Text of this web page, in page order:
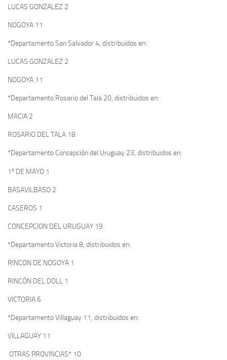
LUCAS GONZALEZ 2
NOGOYA 11
*Departamento San Salvador 4, distribuidos en:
LUCAS GONZALEZ 2
NOGOYA 11
*Departamento Rosario del Tala 20, distribuidos en:
MACIA 2
ROSARIO DEL TALA 18
*Departamento Concepción del Uruguay 23, distribuidos en:
1º DE MAYO 1
BASAVILBASO 2
CASEROS 1
CONCEPCION DEL URUGUAY 19
*Departamento Victoria 8, distribuidos en:
RINCON DE NOGOYA 1
RINCÓN DEL DOLL 1
VICTORIA 6
*Departamento Villaguay 11, distribuidos en:
VILLAGUAY 11
OTRAS PROVINCIAS* 10